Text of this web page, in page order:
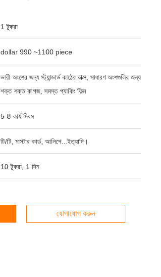
1 টুকরা
dollar 990 ~1100 piece
ভারী অংশের জন্য স্ট্যান্ডার্ড কাঠের বাক্স, সাধারণ অংশগুলির জন্য
শক্ত শক্ত কাগজ, সমস্ত প্যাকিং ফিল্ম
5-8 কার্য দিবস
টি/টি, মাস্টার কার্ড, আলিপে...ইত্যাদি।
10 টুকরা, 1 দিন
যোগাযোগ করুন